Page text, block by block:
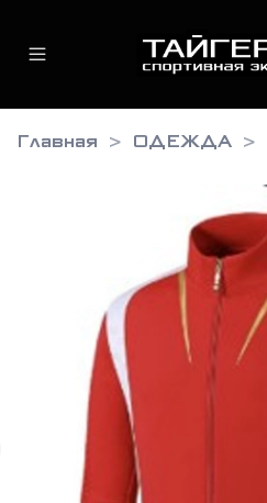
Главная ОДЕЖДА